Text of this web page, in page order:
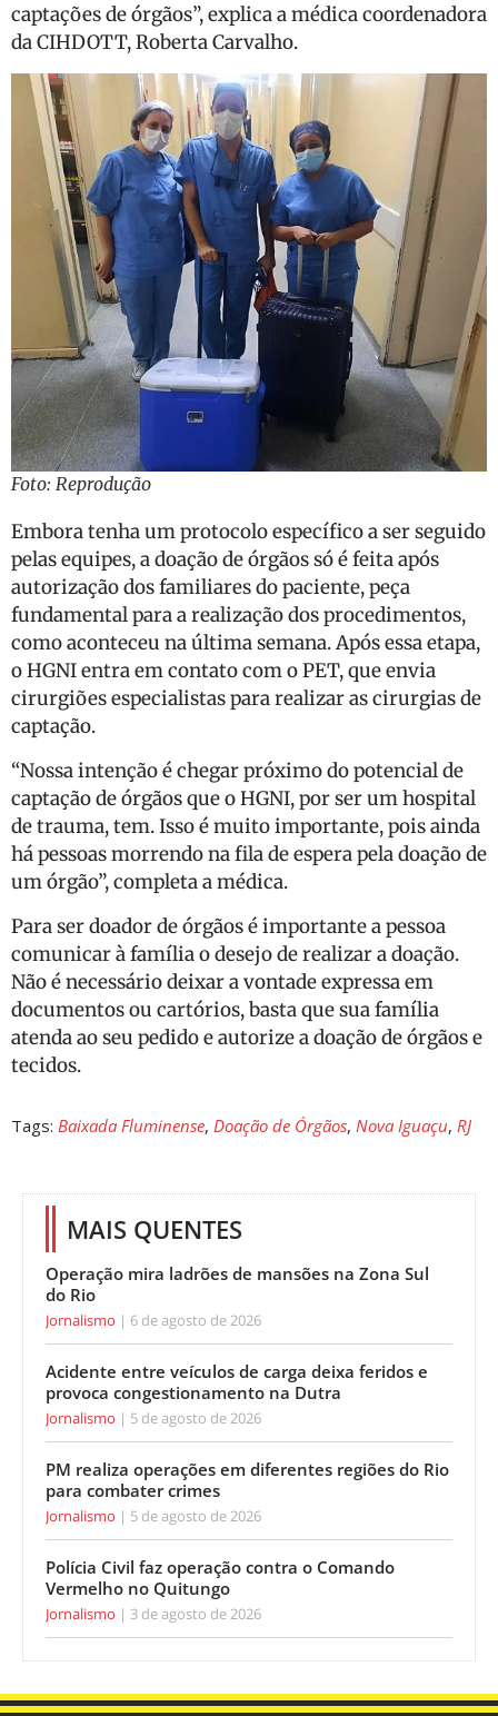
captações de órgãos”, explica a médica coordenadora
da CIHDOTT, Roberta Carvalho.
Foto: Reprodução
Embora tenha um protocolo específico a ser seguido
pelas equipes, a doação de órgãos só é feita após
autorização dos familiares do paciente, peça
fundamental para a realização dos procedimentos,
como aconteceu na última semana. Após essa etapa,
o HGNI entra em contato com o PET, que envia
cirurgiões especialistas para realizar as cirurgias de
captação.
“Nossa intenção é chegar próximo do potencial de
captação de órgãos que o HGNI, por ser um hospital
de trauma, tem. Isso é muito importante, pois ainda
há pessoas morrendo na fila de espera pela doação de
um órgão”, completa a médica.
Para ser doador de órgãos é importante a pessoa
comunicar à família o desejo de realizar a doação.
Não é necessário deixar a vontade expressa em
documentos ou cartórios, basta que sua família
atenda ao seu pedido e autorize a doação de órgãos e
tecidos.
Tags: Baixada Fluminense, Doação de Órgãos, Nova Iguaçu, RJ
MAIS QUENTES
Operação mira ladrões de mansões na Zona Sul
do Rio
Jornalismo 6 de agosto de 2026
Acidente entre veículos de carga deixa feridos e
provoca congestionamento na Dutra
Jornalismo 5 de agosto de 2026
PM realiza operações em diferentes regiões do Rio
para combater crimes
Jornalismo 5 de agosto de 2026
Polícia Civil faz operação contra o Comando
Vermelho no Quitungo
Jornalismo 3 de agosto de 2026